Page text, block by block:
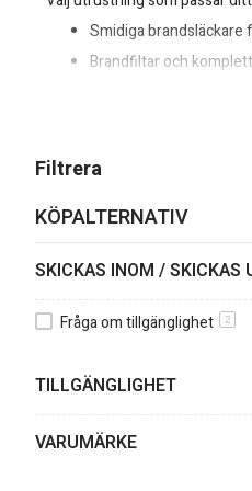
Smidiga brandsläckare
Brandfiltar och
Filtrera
KÖPALTERNATIV
SKICKAS INOM / SKICKAS
Fråga om tillgänglighet 2
TILLGÄNGLIGHET
VARUMÄRKE